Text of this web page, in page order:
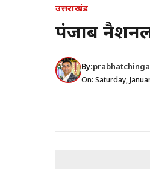
उत्तराखंड
पंजाब
By:
On: Saturday,